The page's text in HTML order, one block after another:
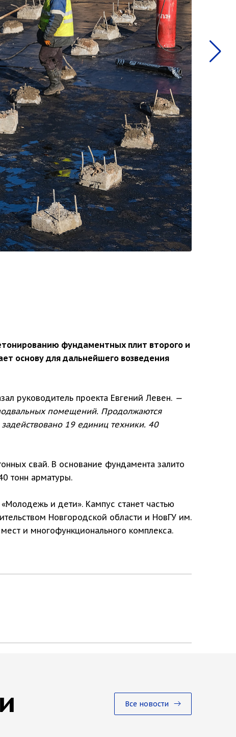
фундаментных плит второго и
основу для дальнейшего возведения
руководитель проекта Евгений Левен. —
помещений. Продолжаются
19 единиц техники. 40
свай. В основание фундамента залито
тонн арматуры.
и дети». Кампус станет частью
Новгородской области и НовГУ им.
и многофункционального комплекса.
Все новости